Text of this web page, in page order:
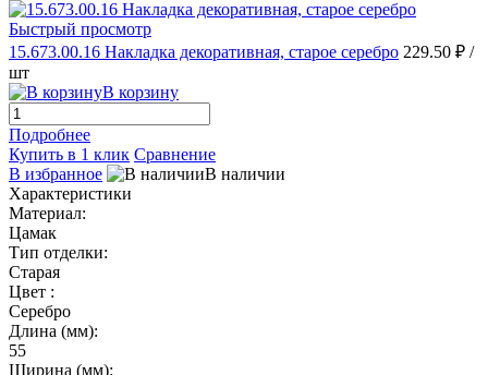
Быстрый просмотр
15.673.00.16 Накладка декоративная, старое серебро 229.50 ₽ /
шт
В корзину
Подробнее
Купить в 1 клик Сравнение
В избранное
В наличии
Характеристики
Материал:
Цамак
Тип отделки:
Старая
Цвет :
Серебро
Длина (мм):
55
Ширина (мм):